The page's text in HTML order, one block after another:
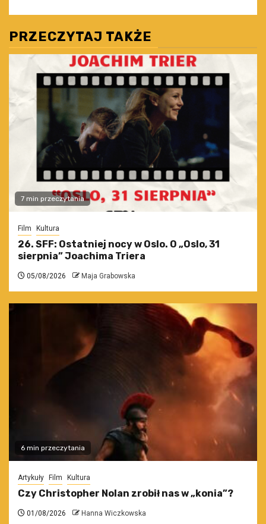
PRZECZYTAJ TAKŻE
7 min przeczytania
Film Kultura
26. SFF: Ostatniej nocy w Oslo. O „Oslo, 31
sierpnia” Joachima Triera
05/08/2026 Maja Grabowska
6 min przeczytania
Artykuły Film Kultura
Czy Christopher Nolan zrobił nas w „konia”?
01/08/2026 Hanna Wiczkowska